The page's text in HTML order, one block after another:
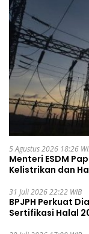
5 Agustus 2026 18:26
Menteri ESDM
Kelistrikan dan
31 Juli 2026 22:22 WIB
BPJPH Perkuat
Sertifikasi Halal